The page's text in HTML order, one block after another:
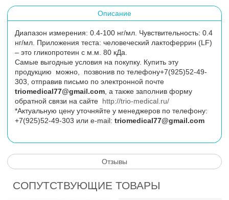
Описание
Диапазон измерения: 0.4-100 нг/мл. Чувствительность: 0.4
нг/мл. Приложения теста: человеческий лактоферрин (LF)
– это гликопротеин с м.м. 80 кДа.
Самые выгодные условия на покупку. Купить эту
продукцию можно, позвонив по телефону+7(925)52-49-
303, отправив письмо по электронной почте
triomedical77@gmail.com , а также заполнив форму
обратной связи на сайте http://trio-medical.ru/
*Актуальную цену уточняйте у менеджеров по телефону:
+7(925)52-49-303 или e-mail: triomedical77@gmail.com
Отзывы
СОПУТСТВУЮЩИЕ ТОВАРЫ